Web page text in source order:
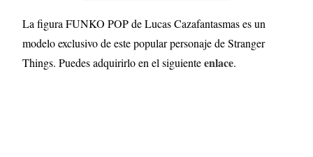
La figura FUNKO POP de Lucas Cazafantasmas es un
modelo exclusivo de este popular personaje de Stranger
Things. Puedes adquirirlo en el siguienteenlace.